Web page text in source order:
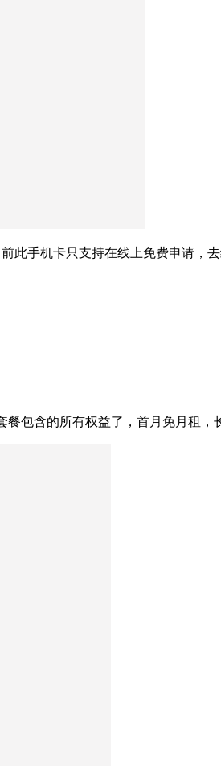
此手机卡只支持在线上免费申请，去
包含的所有权益了，首月免月租，